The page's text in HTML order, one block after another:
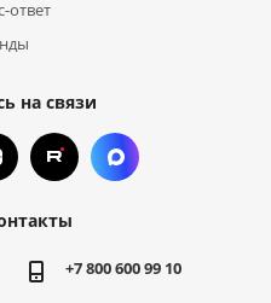
ответ
на связи
+7 800 600 99 10